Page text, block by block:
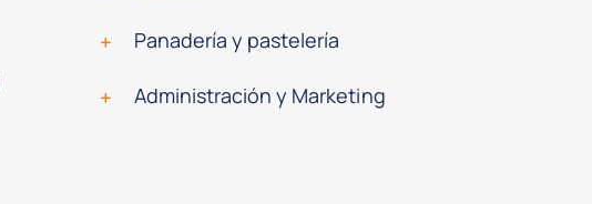
Panadería y pastelería
Administración y Marketing